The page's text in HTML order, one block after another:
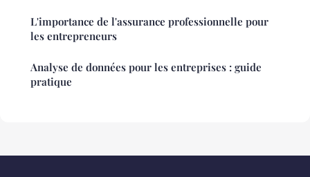
L'importance de l'assurance professionnelle pour
les entrepreneurs
Analyse de données pour les entreprises : guide
pratique